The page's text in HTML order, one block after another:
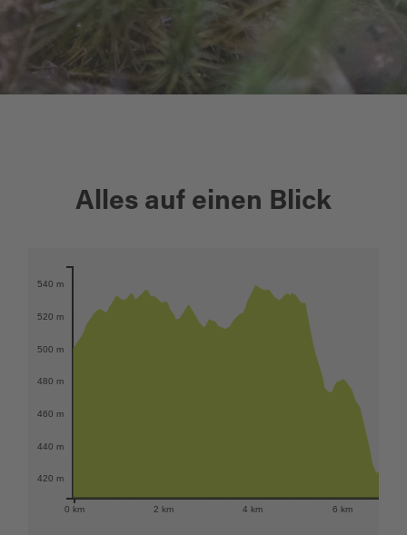
Alles auf einen Blick
0 km 2 km 4 km 6 km
420 m
440 m
460 m
480 m
500 m
520 m
540 m